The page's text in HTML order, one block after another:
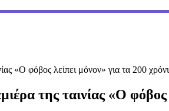
«Ο φόβος λείπει μόνον» για τα 200
της ταινίας «Ο